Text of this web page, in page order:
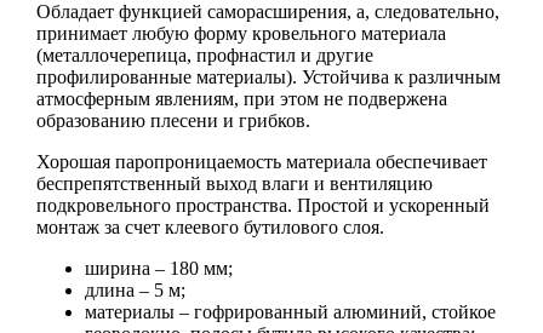
Обладает функцией саморасширения, а, следовательно,
принимает любую форму кровельного материала
(металлочерепица, профнастил и другие
профилированные материалы). Устойчива к различным
атмосферным явлениям, при этом не подвержена
образованию плесени и грибков.
Хорошая паропроницаемость материала обеспечивает
беспрепятственный выход влаги и вентиляцию
подкровельного пространства. Простой и ускоренный
монтаж за счет клеевого бутилового слоя.
ширина – 180 мм;
длина – 5 м;
материалы – гофрированный алюминий, стойкое